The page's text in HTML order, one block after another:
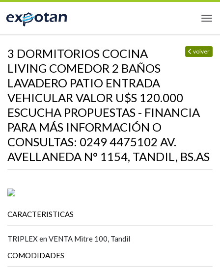
volver
3 DORMITORIOS COCINA
LIVING COMEDOR 2 BAÑOS
LAVADERO PATIO ENTRADA
VEHICULAR VALOR U$S 120.000
ESCUCHA PROPUESTAS - FINANCIA
PARA MÁS INFORMACIÓN O
CONSULTAS: 0249 4475102 AV.
AVELLANEDA N° 1154, TANDIL, BS.AS
CARACTERISTICAS
TRIPLEX en VENTA Mitre 100, Tandil
COMODIDADES